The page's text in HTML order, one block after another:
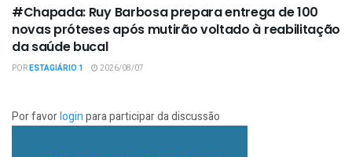
#Chapada: Ruy Barbosa prepara entrega de 100
novas próteses após mutirão voltado à reabilitação
da saúde bucal
PORESTAGIÁRIO 1 2026/08/07
Por favorloginpara participar da discussão